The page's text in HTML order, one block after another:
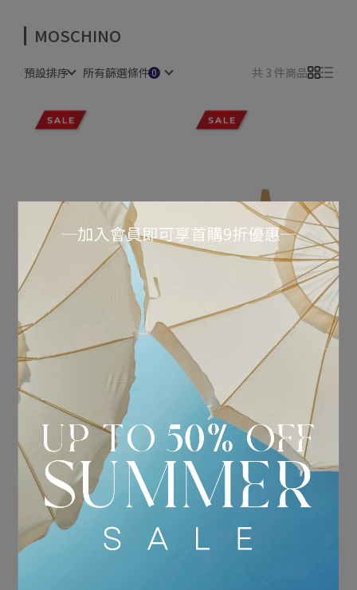
MOSCHINO
預設排序 所有篩選條件 共 3 件商品
MOSCHINO｜CIAO金色磨
砂髮夾
NT$6,400
NT$12,800
加入購物車
MOSCHINO｜RELAX金色
磨砂髮夾
NT$6,400
NT$12,800
加入購物車